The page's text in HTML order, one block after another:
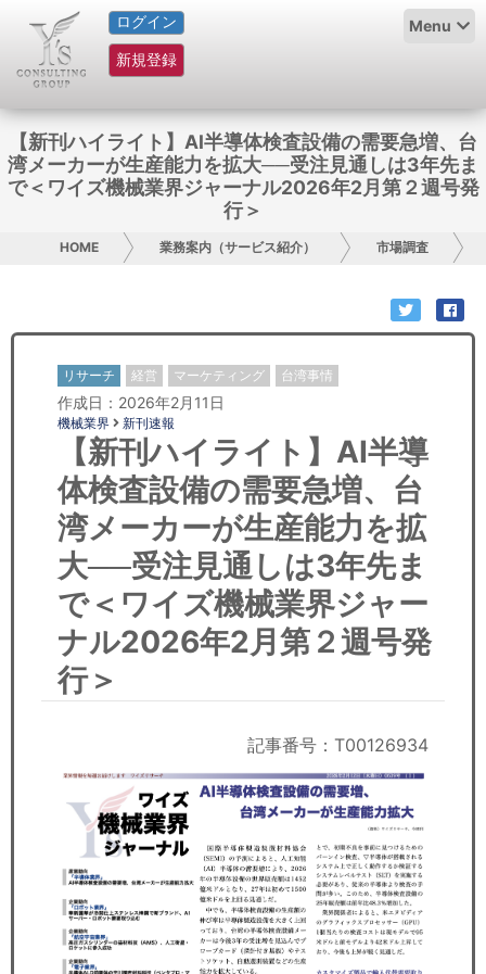
ログイン
新規登録
Menu
HOME
サービス紹介
グループ概要
日本人にPR
コンサルティング
リサーチ
セミナー
経済ニュース
労務顧問
ＩＴ
飲食店情報
【新刊ハイライト】AI半導体検査設備の需要急増、台
湾メーカーが生産能力を拡大──受注見通しは3年先ま
で＜ワイズ機械業界ジャーナル2026年2月第２週号発
行＞
HOME 業務案内（サービス紹介） 市場調査
リサーチ 経営 マーケティング 台湾事情
作成日：2026年2月11日
機械業界 新刊速報
【新刊ハイライト】AI半導
体検査設備の需要急増、台
湾メーカーが生産能力を拡
大──受注見通しは3年先ま
で＜ワイズ機械業界ジャー
ナル2026年2月第２週号発
行＞
記事番号：T00126934